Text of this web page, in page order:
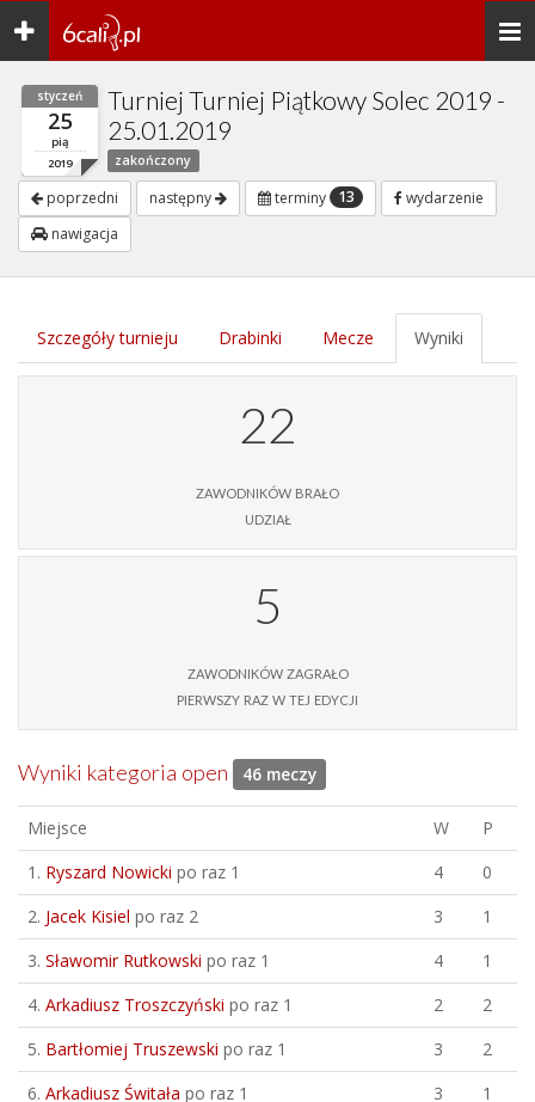
Toggle
navigation
styczeń
25
pią
2019
Turniej Turniej Piątkowy Solec 2019 -
25.01.2019
zakończony
poprzedni następny terminy 13
wydarzenie
nawigacja
Szczegóły turnieju Drabinki Mecze Wyniki
22
zawodników brało
udział
5
zawodników zagrało
pierwszy raz w tej edycji
Wyniki kategoria open 46 meczy
Miejsce W
P
1. Ryszard Nowicki po raz 1 4
0
2. Jacek Kisiel po raz 2 3
1
3. Sławomir Rutkowski po raz 1 4
1
4. Arkadiusz Troszczyński po raz 1 2
2
5. Bartłomiej Truszewski po raz 1 3
2
6. Arkadiusz Świtała po raz 1 3
1